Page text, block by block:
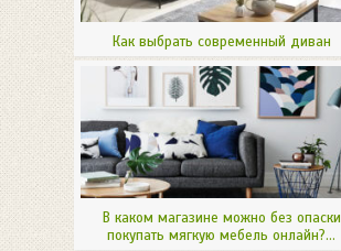
Как выбрать современный диван
В каком магазине можно без опаски
покупать мягкую мебель онлайн?...